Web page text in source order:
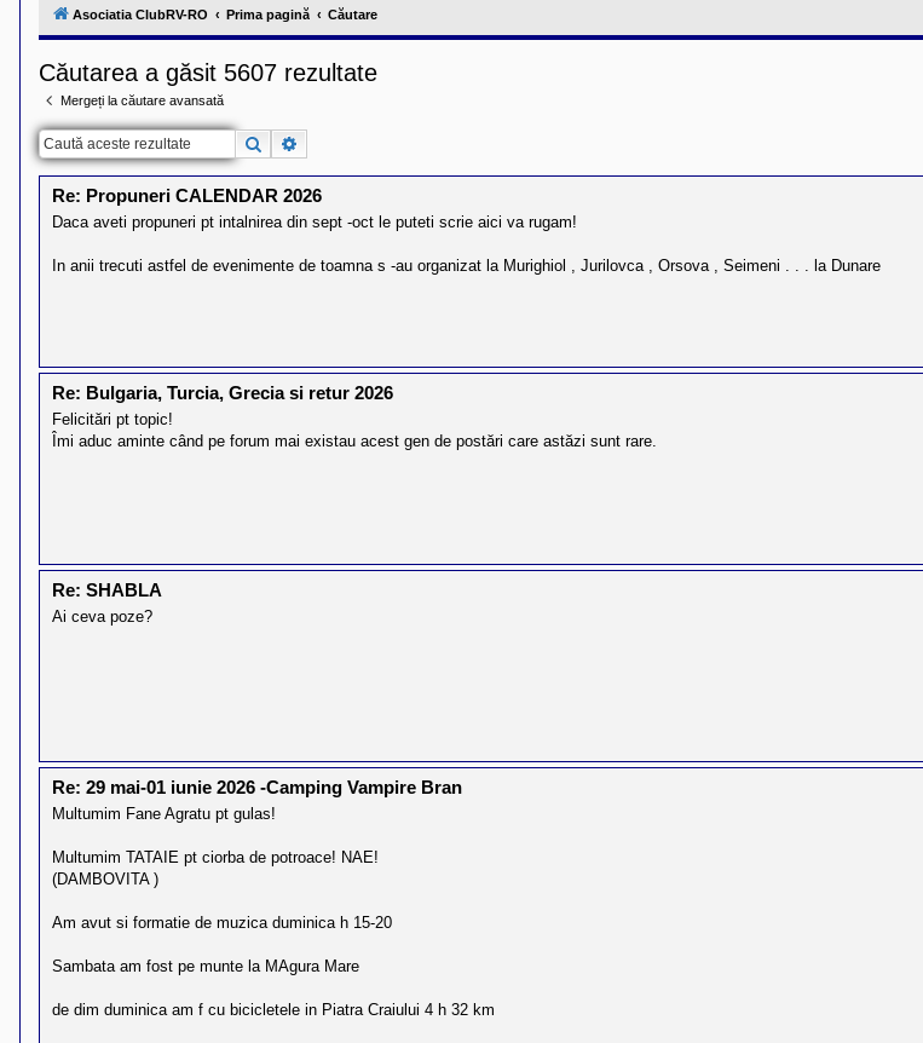
b
V
o
m
u
n
o
o
o
Asociatia ClubRV-RO Prima pagină Căutare
Căutarea a găsit 5607 rezultate
Mergeți la căutare avansată
Căutare
Re: Propuneri CALENDAR 2026
Daca aveti propuneri pt intalnirea din sept -oct le puteti scrie aici va rugam!
In anii trecuti astfel de evenimente de toamna s -au organizat la Murighiol , Jurilovca , Orsova , Seimeni . . . la Dunare
Re: Bulgaria, Turcia, Grecia si retur 2026
Felicitări pt topic!
Îmi aduc aminte când pe forum mai existau acest gen de postări care astăzi sunt rare.
Re: SHABLA
Ai ceva poze?
Re: 29 mai-01 iunie 2026 -Camping Vampire Bran
Multumim Fane Agratu pt gulas!
Multumim TATAIE pt ciorba de potroace! NAE!
(DAMBOVITA )
Am avut si formatie de muzica duminica h 15-20
Sambata am fost pe munte la MAgura Mare
de dim duminica am f cu bicicletele in Piatra Craiului 4 h 32 km